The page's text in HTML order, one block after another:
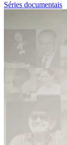
Séries documentais